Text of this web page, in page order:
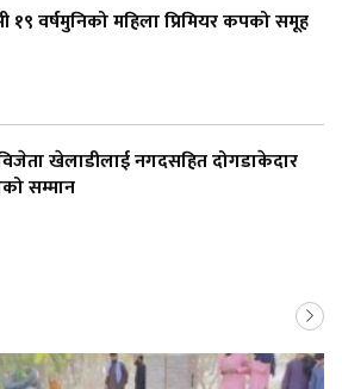
१९ वर्षमुनिको महिला प्रिमियर कपको समूह
खेलाडीलाई नगदसहित दोगडाकेदार
सम्मान